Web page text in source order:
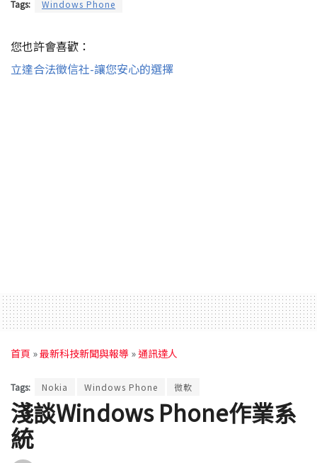
Tags: Windows Phone
您也許會喜歡：
立達合法徵信社-讓您安心的選擇
首頁 »最新科技新聞與報導 »通訊達人
Tags: Nokia Windows Phone 微軟
淺談Windows Phone作業系
統